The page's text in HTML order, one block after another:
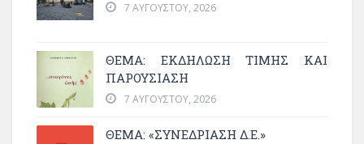
7 ΑΥΓΟΎΣΤΟΥ, 2026
ΘΈΜΑ: ΕΚΔΉΛΩΣΗ ΤΙΜΉΣ ΚΑΙ
ΠΑΡΟΥΣΊΑΣΗ
7 ΑΥΓΟΎΣΤΟΥ, 2026
ΘΕΜΑ: «ΣΥΝΕΔΡΊΑΣΗ Δ.Ε.»